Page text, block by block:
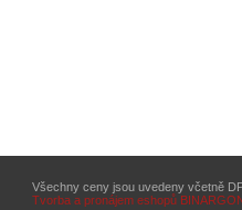
Všechny ceny jsou uvedeny včetně
Tvorba a pronájem eshopů